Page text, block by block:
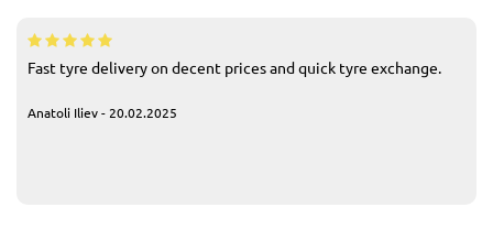
Fast tyre delivery on decent prices and quick tyre exchange.
Anatoli Iliev - 20.02.2025